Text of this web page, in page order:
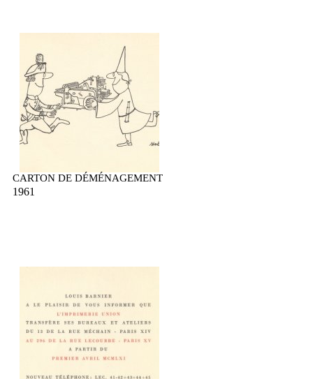
CARTON DE DÉMÉNAGEMENT
1961